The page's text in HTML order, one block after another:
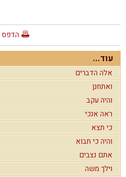
הדפס
עוד...
אלה הדברים
ואתחנן
והיה עקב
ראה אנכי
כי תצא
והיה כי תבוא
אתם נצבים
וילך משה